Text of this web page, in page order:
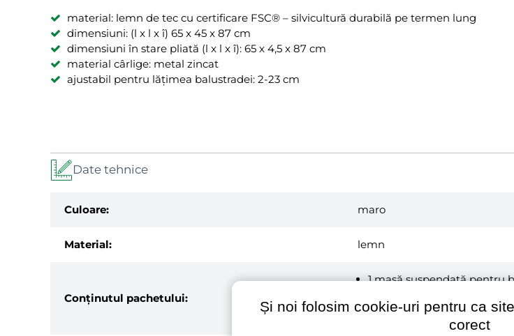
material: lemn de tec cu certificare FSC® – silvicultură durabilă pe termen lung
dimensiuni: (l x l x î) 65 x 45 x 87 cm
dimensiuni în stare pliată (l x l x î): 65 x 4,5 x 87 cm
material cârlige: metal zincat
ajustabil pentru lățimea balustradei: 2-23 cm
Date tehnice
Culoare: maro
Material: lemn
Conținutul pachetului:
1 masă suspendată pentru
material de asamblare
instrucțiuni de întreținere a
Și noi folosim cookie-uri pentru ca
corect